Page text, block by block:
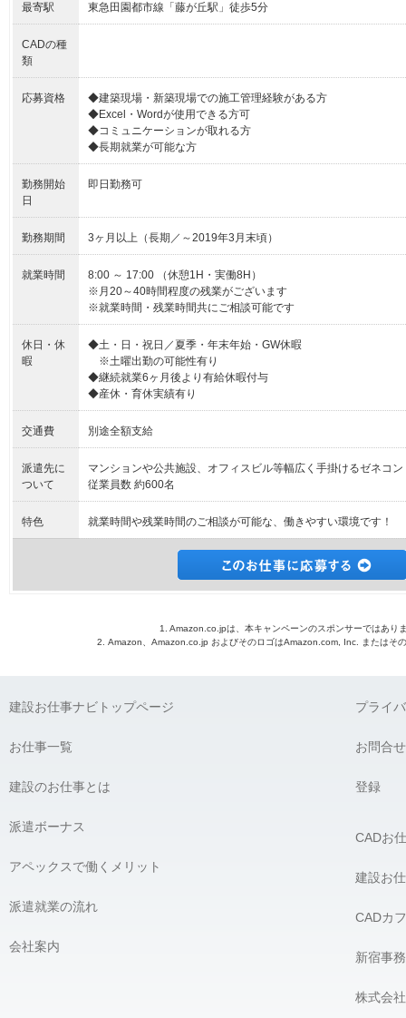
最寄駅 東急田園都市線「藤が丘駅」徒歩5分
CADの種
類
応募資格
◆建築現場・新築現場での施工管理経験がある方
◆Excel・Wordが使用できる方可
◆コミュニケーションが取れる方
◆長期就業が可能な方
勤務開始
日
即日勤務可
勤務期間 3ヶ月以上（長期／～2019年3月末頃）
就業時間
8:00 ～ 17:00 （休憩1H・実働8H）
※月20～40時間程度の残業がございます
※就業時間・残業時間共にご相談可能です
休日・休
暇
◆土・日・祝日／夏季・年末年始・GW休暇
※土曜出勤の可能性有り
◆継続就業6ヶ月後より有給休暇付与
◆産休・育休実績有り
交通費 別途全額支給
派遣先に
ついて
マンションや公共施設、オフィスビル等幅広く手掛けるゼネコン
従業員数 約600名
特色 就業時間や残業時間のご相談が可能な、働きやすい環境です！
1. Amazon.co.jpは、本キャンペーンのスポンサーではあり
2. Amazon、Amazon.co.jp およびそのロゴはAmazon.com, Inc. またはそ
建設お仕事ナビトップページ
お仕事一覧
建設のお仕事とは
派遣ボーナス
アペックスで働くメリット
派遣就業の流れ
会社案内
プライ
お問合せ
登録
CADお
建設お
CADカ
新宿事
株式会